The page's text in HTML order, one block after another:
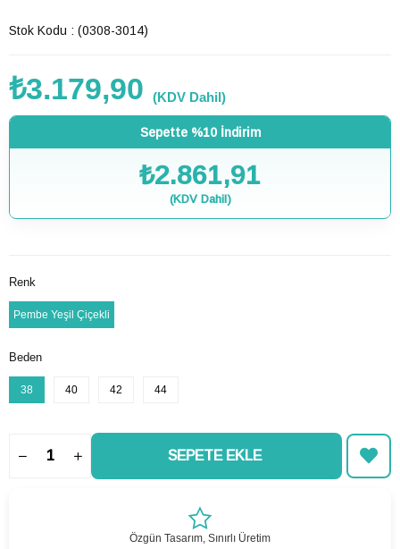
Stok Kodu (0308-3014)
₺3.179,90 (KDV Dahil)
Sepette %10 İndirim
₺2.861,91
(KDV Dahil)
Renk
Pembe Yeşil Çiçekli
Beden
38 40 42 44
Özgün Tasarım, Sınırlı Üretim